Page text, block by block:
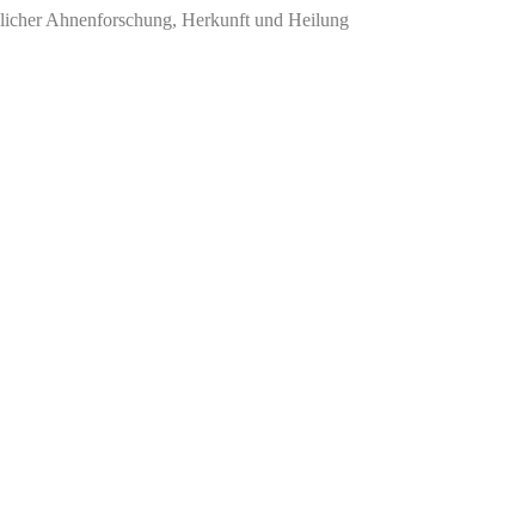
Ahnenforschung, Herkunft und Heilung